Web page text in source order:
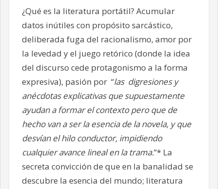
¿Qué es la literatura portátil? Acumular
datos inútiles con propósito sarcástico,
deliberada fuga del racionalismo, amor por
la levedad y el juego retórico (donde la idea
del discurso cede protagonismo a la forma
expresiva), pasión por “las digresiones y
anécdotas explicativas que supuestamente
ayudan a formar el contexto pero que de
hecho van a ser la esencia de la novela, y que
desvían el hilo conductor, impidiendo
cualquier avance lineal en la trama.”* La
secreta convicción de que en la banalidad se
descubre la esencia del mundo; literatura